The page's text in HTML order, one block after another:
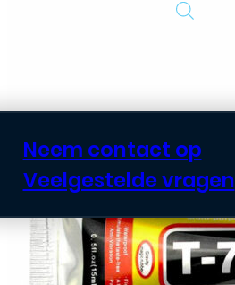
Neem contact op
Veelgestelde vragen